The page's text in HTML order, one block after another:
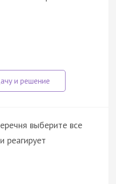
выберите все
реагирует